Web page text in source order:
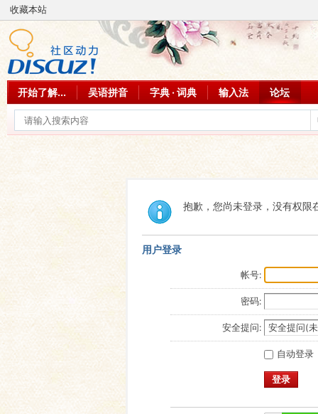
收藏本站
开始了解... 吴语拼音 字典 · 词典 输入法 论坛
抱歉，您尚未登录，没有权限
用户登录
帐号:
密码:
安全提问:
自动登录
登录